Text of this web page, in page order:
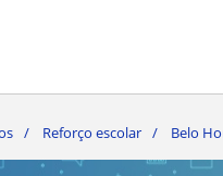
Reforço escolar Belo